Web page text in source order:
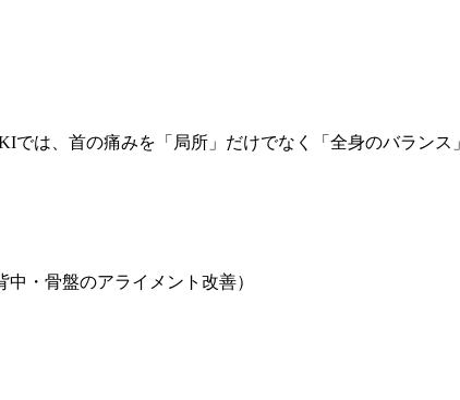
では、首の痛みを「局所」だけでなく「全身のバランス
・骨盤のアライメント改善）